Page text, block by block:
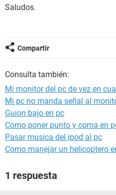
Saludos.
Compartir
Consulta también:
Mi monitor del pc de vez en
Mi pc no manda señal al
Guion bajo en pc
Como poner punto y coma en
Pasar musica del ipod al pc
Como manejar un helicoptero
1 respuesta